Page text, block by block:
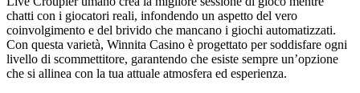
chatti con i giocatori reali, infondendo un aspetto del vero
coinvolgimento e del brivido che mancano i giochi automatizzati.
Con questa varietà, Winnita Casino è progettato per soddisfare ogni
livello di scommettitore, garantendo che esiste sempre un’opzione
che si allinea con la tua attuale atmosfera ed esperienza.